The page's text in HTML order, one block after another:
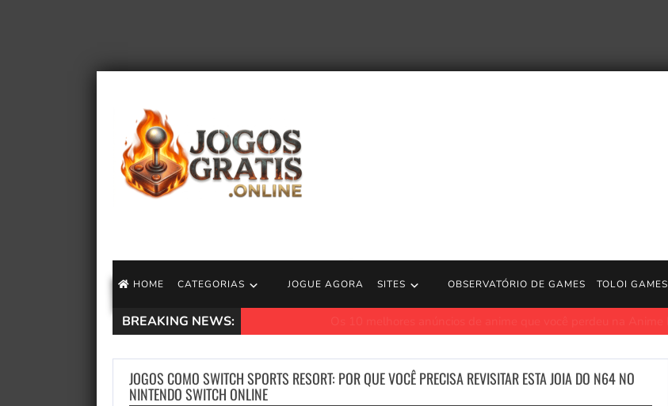
HOME CATEGORIAS JOGUE AGORA SITES OBSERVATÓRIO DE GAMES TOLOI GAMES
BREAKING NEWS:
JOGOS COMO SWITCH SPORTS RESORT: POR QUE VOCÊ PRECISA REVISITAR ESTA JOIA DO N64 NO
NINTENDO SWITCH ONLINE